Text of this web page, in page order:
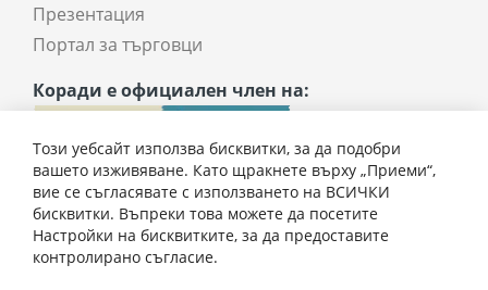
2403,50 € / 4700,84 лв.
Презентация
Портал за търговци
Коради е официален член на:
Този уебсайт използва бисквитки, за да подобри
вашето изживяване. Като щракнете върху „Приеми“,
вие се съгласявате с използването на ВСИЧКИ
бисквитки. Въпреки това можете да посетите
Настройки на бисквитките, за да предоставите
контролирано съгласие.